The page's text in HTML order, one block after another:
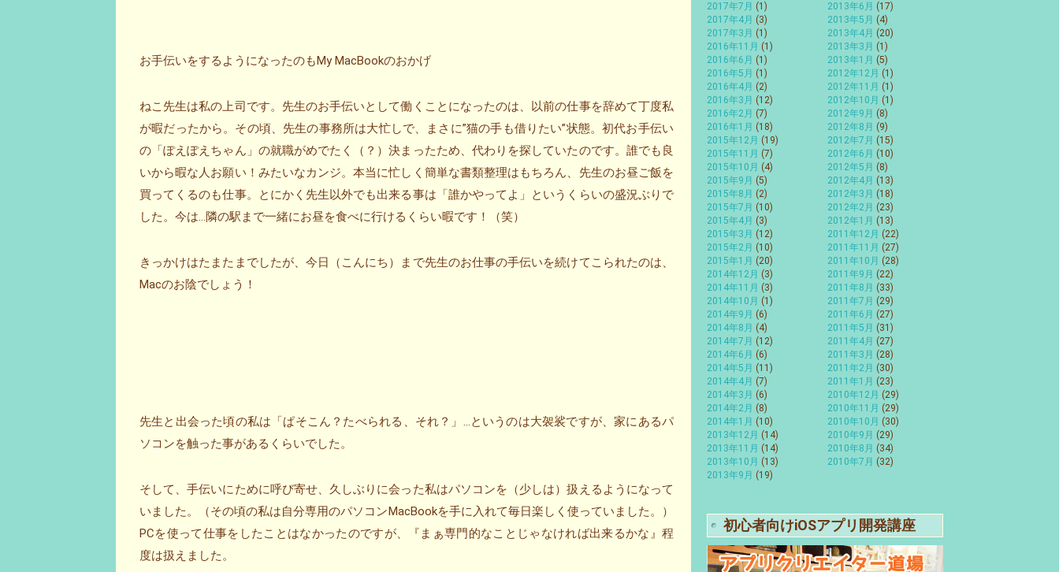
お手伝いをするようになったのもMy MacBookのおかげ
ねこ先生は私の上司です。先生のお手伝いとして働くことになったのは、以前の仕事を辞めて丁度私
が暇だったから。その頃、先生の事務所は大忙しで、まさに”猫の手も借りたい”状態。初代お手伝い
の「ぽえぽえちゃん」の就職がめでたく（？）決まったため、代わりを探していたのです。誰でも良
いから暇な人お願い！みたいなカンジ。本当に忙しく簡単な書類整理はもちろん、先生のお昼ご飯を
買ってくるのも仕事。とにかく先生以外でも出来る事は「誰かやってよ」というくらいの盛況ぶりで
した。今は…隣の駅まで一緒にお昼を食べに行けるくらい暇です！（笑）
きっかけはたまたまでしたが、今日（こんにち）まで先生のお仕事の手伝いを続けてこられたのは、
Macのお陰でしょう！
先生と出会った頃の私は「ぱそこん？たべられる、それ？」…というのは大袈裟ですが、家にあるパ
ソコンを触った事があるくらいでした。
そして、手伝いにために呼び寄せ、久しぶりに会った私はパソコンを（少しは）扱えるようになって
いました。（その頃の私は自分専用のパソコンMacBookを手に入れて毎日楽しく使っていました。）
PCを使って仕事をしたことはなかったのですが、『まぁ専門的なことじゃなければ出来るかな』程
度は扱えました。
2017年7月 (1)
2017年4月 (3)
2017年3月 (1)
2016年11月 (1)
2016年6月 (1)
2016年5月 (1)
2016年4月 (2)
2016年3月 (12)
2016年2月 (7)
2016年1月 (18)
2015年12月 (19)
2015年11月 (7)
2015年10月 (4)
2015年9月 (5)
2015年8月 (2)
2015年7月 (10)
2015年4月 (3)
2015年3月 (12)
2015年2月 (10)
2015年1月 (20)
2014年12月 (3)
2014年11月 (3)
2014年10月 (1)
2014年9月 (6)
2014年8月 (4)
2014年7月 (12)
2014年6月 (6)
2014年5月 (11)
2014年4月 (7)
2014年3月 (6)
2014年2月 (8)
2014年1月 (10)
2013年12月 (14)
2013年11月 (14)
2013年10月 (13)
2013年9月 (19)
2013年6月 (17)
2013年5月 (4)
2013年4月 (20)
2013年3月 (1)
2013年1月 (5)
2012年12月 (1)
2012年11月 (1)
2012年10月 (1)
2012年9月 (8)
2012年8月 (9)
2012年7月 (15)
2012年6月 (10)
2012年5月 (8)
2012年4月 (13)
2012年3月 (18)
2012年2月 (23)
2012年1月 (13)
2011年12月 (22)
2011年11月 (27)
2011年10月 (28)
2011年9月 (22)
2011年8月 (33)
2011年7月 (29)
2011年6月 (27)
2011年5月 (31)
2011年4月 (27)
2011年3月 (28)
2011年2月 (30)
2011年1月 (23)
2010年12月 (29)
2010年11月 (29)
2010年10月 (30)
2010年9月 (29)
2010年8月 (34)
2010年7月 (32)
初心者向けiOSアプリ開発講座